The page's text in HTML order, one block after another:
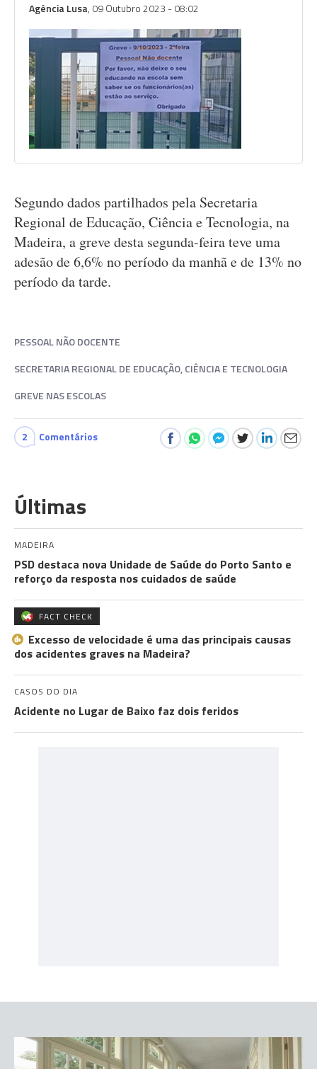
Agência Lusa, 09 Outubro 2023 - 08:02
Segundo dados partilhados pela Secretaria
Regional de Educação, Ciência e Tecnologia, na
Madeira, a greve desta segunda-feira teve uma
adesão de 6,6% no período da manhã e de 13% no
período da tarde.
PESSOAL NÃO DOCENTE
SECRETARIA REGIONAL DE EDUCAÇÃO, CIÊNCIA E TECNOLOGIA
GREVE NAS ESCOLAS
2 Comentários
Últimas
MADEIRA
PSD destaca nova Unidade de Saúde do Porto Santo e
reforço da resposta nos cuidados de saúde
FACT CHECK
Excesso de velocidade é uma das principais causas
dos acidentes graves na Madeira?
CASOS DO DIA
Acidente no Lugar de Baixo faz dois feridos